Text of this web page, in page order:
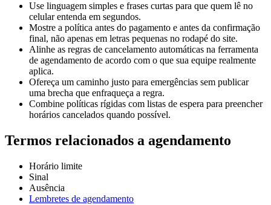
Use linguagem simples e frases curtas para que quem lê no
celular entenda em segundos.
Mostre a política antes do pagamento e antes da confirmação
final, não apenas em letras pequenas no rodapé do site.
Alinhe as regras de cancelamento automáticas na ferramenta
de agendamento de acordo com o que sua equipe realmente
aplica.
Ofereça um caminho justo para emergências sem publicar
uma brecha que enfraqueça a regra.
Combine políticas rígidas com listas de espera para preencher
horários cancelados quando possível.
Termos relacionados a agendamento
Horário limite
Sinal
Ausência
Lembretes de agendamento